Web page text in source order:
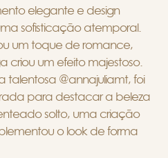
elegante e design
sofisticação atemporal.
um toque de romance,
um efeito majestoso.
@annajuliamt, foi
para destacar a beleza
solto, uma criação
o look de forma